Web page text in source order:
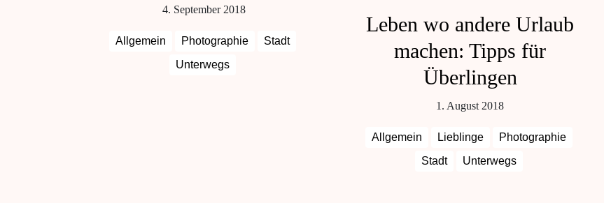
4. September 2018
Allgemein Photographie
Stadt
Unterwegs
Leben wo andere Urlaub
machen: Tipps für
Überlingen
1. August 2018
Allgemein Lieblinge
Photographie
Stadt
Unterwegs